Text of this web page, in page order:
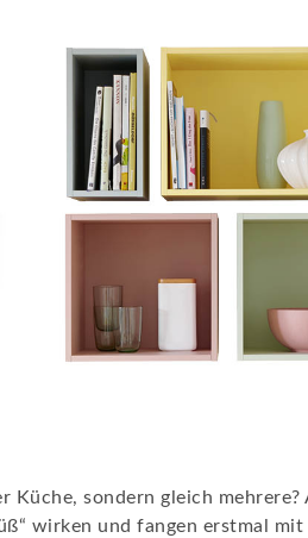
sondern gleich
wirken und fangen erstmal